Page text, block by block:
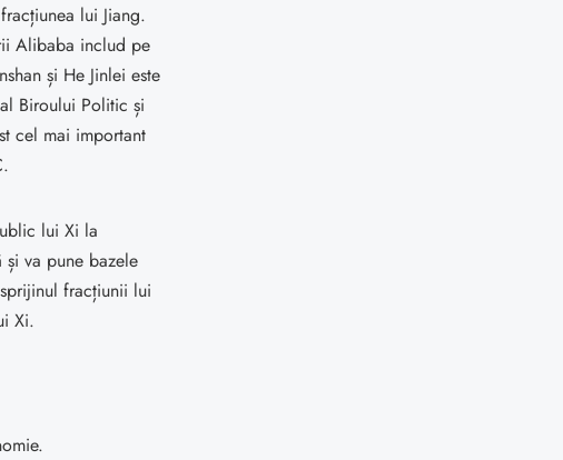
lui Jiang.
Alibaba includ pe
și He Jinlei este
Biroului Politic și
cel mai important
lui Xi la
va pune bazele
fracțiunii lui
Xi.